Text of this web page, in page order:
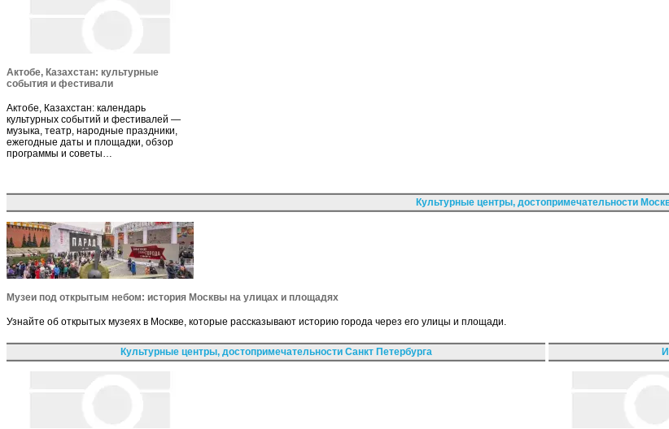
Актобе, Казахстан: культурные
события и фестивали
Актобе, Казахстан: календарь
культурных событий и фестивалей —
музыка, театр, народные праздники,
ежегодные даты и площадки, обзор
программы и советы…
Культурные центры, достопримечательности
Музеи под открытым небом: история Москвы на улицах и площадях
Узнайте об открытых музеях в Москве, которые рассказывают историю города через его улицы и площади.
Культурные центры, достопримечательности Санкт Петербурга